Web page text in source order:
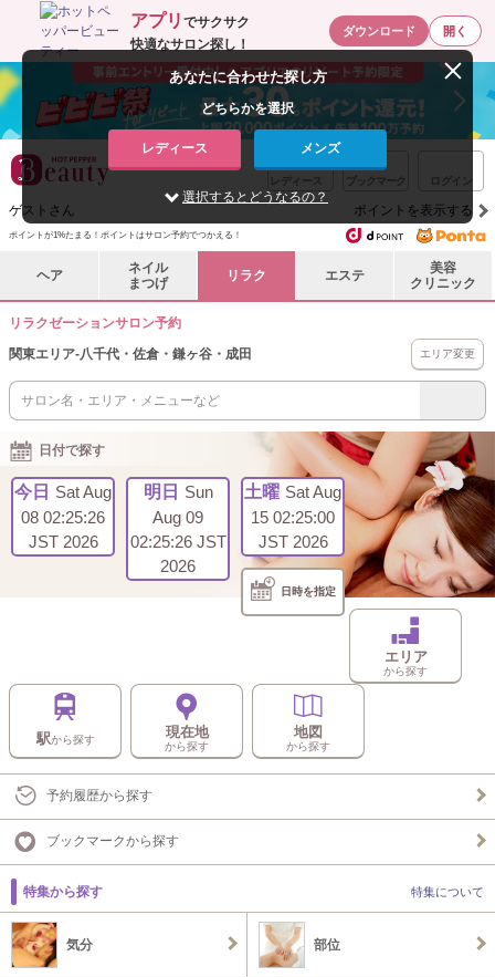
アプリ でサクサク
快適なサロン探し！
ダウンロード 開く
レディース ブックマーク ログイン
ゲストさん ポイントを表示する
ポイントが1%たまる！ポイントはサロン予約でつかえる！
ヘア
ネイル
まつげ
リラク エステ
美容
クリニック
リラクゼーションサロン予約
関東エリア-八千代・佐倉・鎌ヶ谷・成田 エリア変更
日付で探す
今日 Sat Aug
08 02:25:26
JST 2026
明日 Sun
Aug 09
02:25:26 JST
2026
土曜 Sat Aug
15 02:25:00
JST 2026
日時を指定
エリア
から探す
駅から探す 現在地
から探す
地図
から探す
予約履歴から探す
ブックマークから探す
特集から探す 特集について
気分 部位
あなたに合わせた探し方
どちらかを選択
レディース メンズ
選択するとどうなるの？